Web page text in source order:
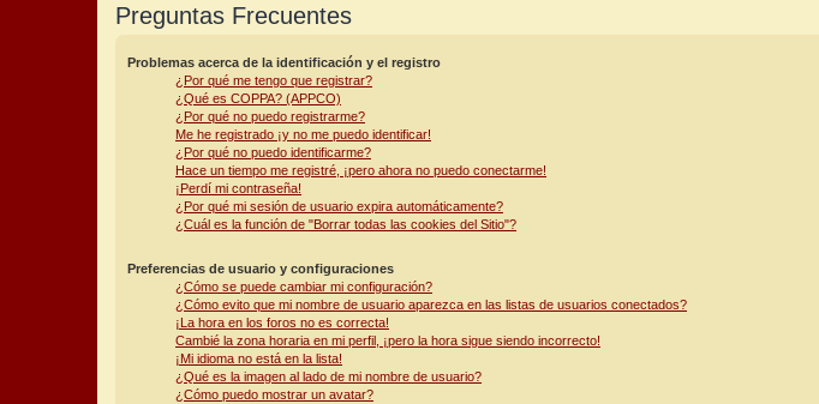
Preguntas Frecuentes
Problemas acerca de la identificación y el registro
¿Por qué me tengo que registrar?
¿Qué es COPPA? (APPCO)
¿Por qué no puedo registrarme?
Me he registrado ¡y no me puedo identificar!
¿Por qué no puedo identificarme?
Hace un tiempo me registré, ¡pero ahora no puedo conectarme!
¡Perdí mi contraseña!
¿Por qué mi sesión de usuario expira automáticamente?
¿Cuál es la función de "Borrar todas las cookies del Sitio"?
Preferencias de usuario y configuraciones
¿Cómo se puede cambiar mi configuración?
¿Cómo evito que mi nombre de usuario aparezca en las listas de usuarios conectados?
¡La hora en los foros no es correcta!
Cambié la zona horaria en mi perfil, ¡pero la hora sigue siendo incorrecto!
¡Mi idioma no está en la lista!
¿Qué es la imagen al lado de mi nombre de usuario?
¿Cómo puedo mostrar un avatar?